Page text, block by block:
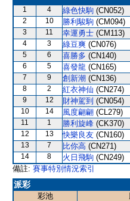
1 4 綠色快駒 (CN052)
2
10 勝利駿駒 (CM094)
3
11 幸運勇士 (CM113)
4
3 綠豆爽 (CN076)
5
6 喜勝多 (CN140)
6
5 喜發龍 (CN165)
7
9 創新潮 (CN136)
8
2 紅衣神仙 (CN274)
9
12 財神駕到 (CN054)
10
14 風度翩翩 (CL279)
11
1 勝利旋峰 (CK370)
12
13 快樂良友 (CN160)
13
7 比你高 (CN271)
14
8 火日飛駒 (CN249)
備註: 賽事特別情況索引
派彩
彩池